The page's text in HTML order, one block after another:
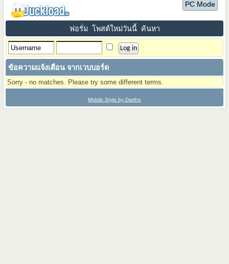
PC Mode
ฟอรั่ม โพสต์ใหม่วันนี้ ค้นหา
ข้อความแจ้งเตือน จากเวบบอร์ด
Sorry - no matches. Please try some different terms.
Mobile Style by Dartho